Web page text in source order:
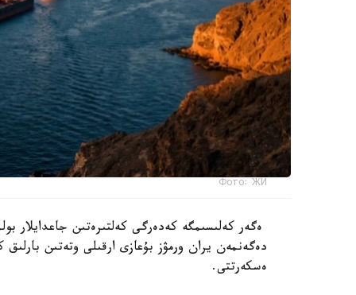
Фото: ЖИ
ەگەر كەلىسىمگە كەدەرگى كەلتىرەتىن جاعدايلار
دەگەنمەن يران ورمۋز بۇعازى ارقىلى وتەتىن
ەسكەرتتى.